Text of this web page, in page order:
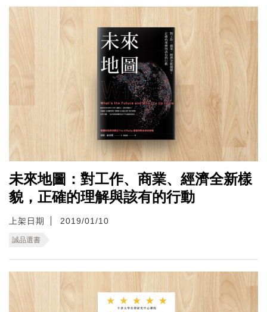
未來地圖：對工作、商業、經濟全新樣
貌，正確的理解與該有的行動
上架日期 2019/01/10
誠品選書